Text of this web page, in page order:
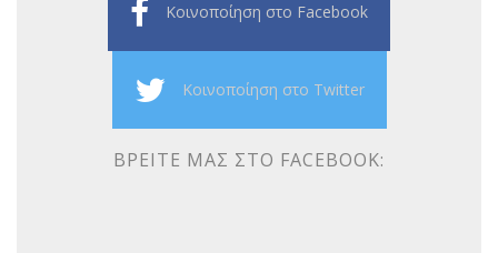
Κοινοποίηση στο Facebook
Κοινοποίηση στο Twitter
ΒΡΕΊΤΕ ΜΑΣ ΣΤΟ FACEBOOK: